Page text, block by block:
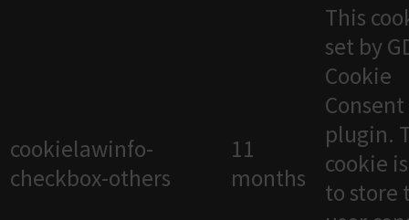
cookielawinfo-
checkbox-others
11
months
This
set by
Cookie
Consent
plugin.
cookie
to store